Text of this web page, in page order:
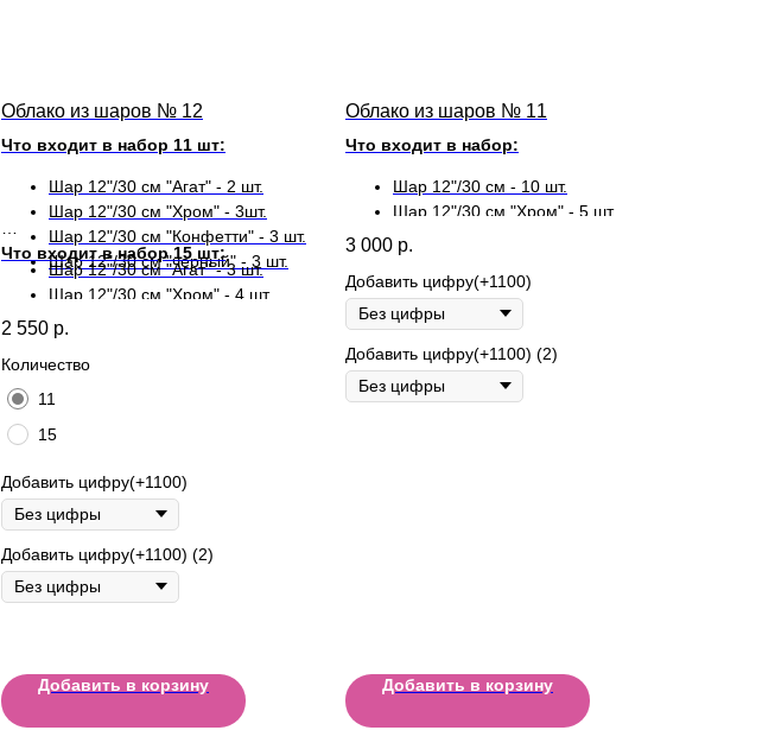
Облако из шаров № 12
Что входит в набор 11 шт:
Шар 12"/30 см "Агат" - 2 шт.
Шар 12"/30 см "Хром" - 3шт.
Шар 12"/30 см "Конфетти" - 3 шт.
Шар 12"/30 см "черный" - 3 шт.
Что входит в набор 15 шт:
Шар 12"/30 см "Агат" - 3 шт.
Шар 12"/30 см "Хром" - 4 шт.
Шар 12"/30 см "Конфетти" - 4 шт.
Шар 12"/30 см "черный" - 4 шт.
2 550 р.
Количество
11
15
Добавить цифру(+1100)
Добавить цифру(+1100) (2)
Добавить в корзину
Облако из шаров № 11
Что входит в набор:
Шар 12"/30 см - 10 шт.
Шар 12"/30 см "Хром" - 5 шт.
3 000 р.
Добавить цифру(+1100)
Добавить цифру(+1100) (2)
Добавить в корзину